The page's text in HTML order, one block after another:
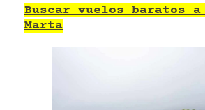
Buscar vuelos baratos a
Marta